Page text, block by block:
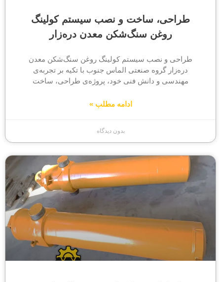
طراحی، ساخت و نصب سیستم کولینگ
روغن سنگ‌شکن معدن دره‌زار
طراحی و نصب سیستم کولینگ روغن سنگ‌شکن معدن
دره‌زار گروه صنعتی الماس جنوب با تکیه بر تجربه‌ی
مهندسی و دانش فنی خود، پروژه‌ی طراحی، ساخت
ادامه مطلب »
بدون دیدگاه